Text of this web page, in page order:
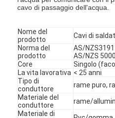
cavo di passaggio dell'acqua.
Nome del
prodotto
Cavi di
Norma del
prodotto
AS/
AS/NZS
Core
Singolo
La vita lavorativa < 25 anni
Tipo di
conduttore
rame puro,
Materiale del
conduttore
rame/
Materiale di